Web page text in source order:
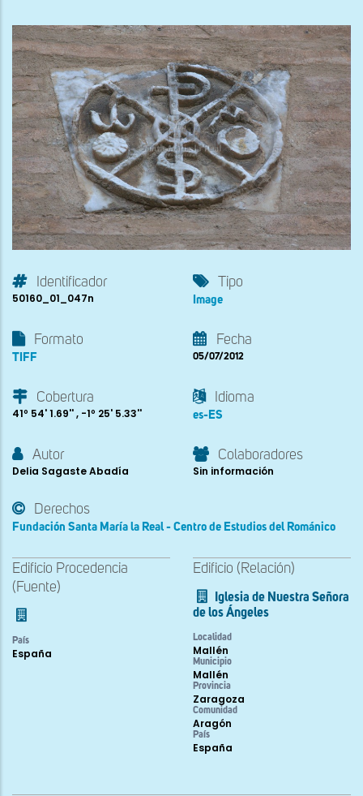
Identificador
50160_01_047n
Tipo
Image
Formato
TIFF
Fecha
05/07/2012
Cobertura
41º 54' 1.69'' , -1º 25' 5.33''
Idioma
es-ES
Autor
Delia Sagaste Abadía
Colaboradores
Sin información
Derechos
Fundación Santa María la Real - Centro de Estudios del Románico
Edificio Procedencia
(Fuente)
País
España
Edificio (Relación)
Iglesia de Nuestra Señora
de los Ángeles
Localidad
Mallén
Municipio
Mallén
Provincia
Zaragoza
Comunidad
Aragón
País
España